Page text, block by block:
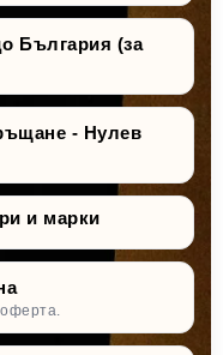
България (за
- Нулев
и марки